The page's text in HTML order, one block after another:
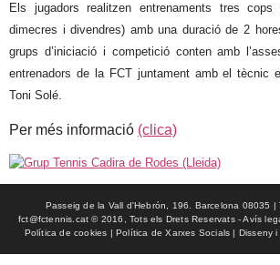
Els jugadors realitzen entrenaments tres cops
dimecres i divendres) amb una duració de 2
grups d’iniciació i competició conten amb
entrenadors de la FCT juntament amb el tècnic
Toni Solé.
Per més informació (clica)
Passeig de la Vall d'Hebrón, 196. Barcelona 08035 |
fct@fctennis.cat © 2016, Tots els Drets Reservats - Avís
Política de cookies | Política de Xarxes Socials | Disseny